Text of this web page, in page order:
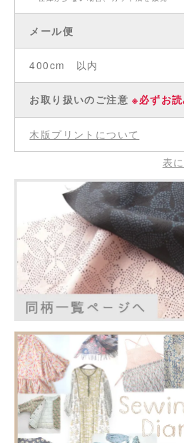
メール便
400cm 以内
お取り扱いのご注意※必ずお
木版プリントについて
表